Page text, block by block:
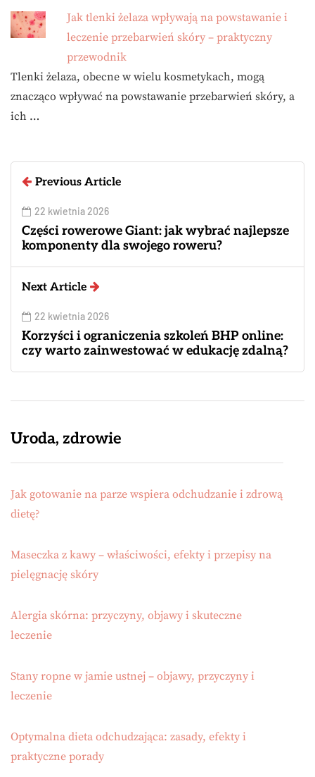
Jak tlenki żelaza wpływają na powstawanie i
leczenie przebarwień skóry – praktyczny
przewodnik
Tlenki żelaza, obecne w wielu kosmetykach, mogą
znacząco wpływać na powstawanie przebarwień skóry, a
ich …
Previous Article
22 kwietnia 2026
Części rowerowe Giant: jak wybrać najlepsze
komponenty dla swojego roweru?
Next Article
22 kwietnia 2026
Korzyści i ograniczenia szkoleń BHP online:
czy warto zainwestować w edukację zdalną?
Uroda, zdrowie
Jak gotowanie na parze wspiera odchudzanie i zdrową
dietę?
Maseczka z kawy – właściwości, efekty i przepisy na
pielęgnację skóry
Alergia skórna: przyczyny, objawy i skuteczne
leczenie
Stany ropne w jamie ustnej – objawy, przyczyny i
leczenie
Optymalna dieta odchudzająca: zasady, efekty i
praktyczne porady